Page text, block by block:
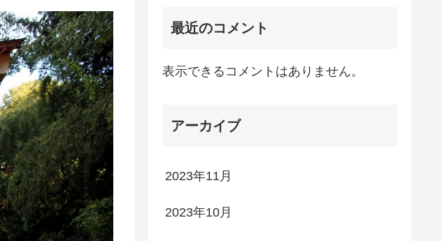
最近のコメント
表示できるコメントはありません。
アーカイブ
2023年11月
2023年10月